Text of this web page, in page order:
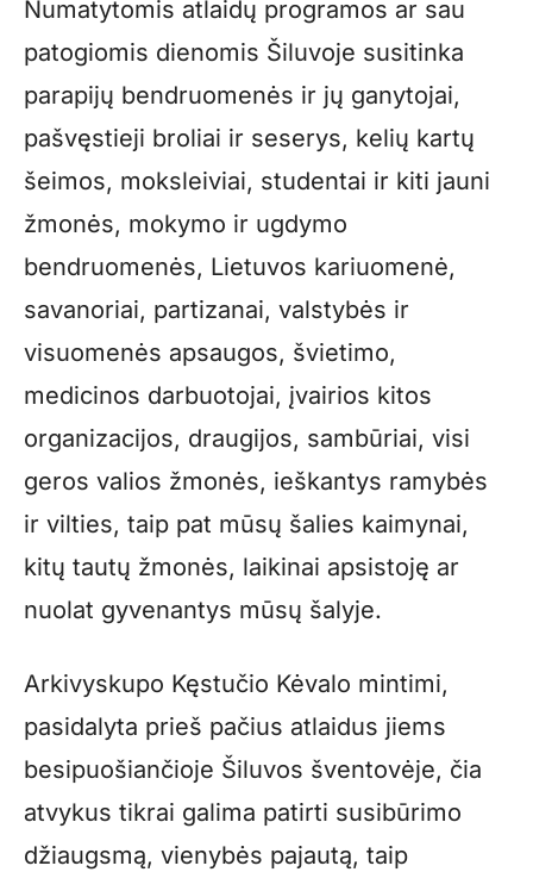
Numatytomis atlaidų programos ar sau
patogiomis dienomis Šiluvoje susitinka
parapijų bendruomenės ir jų ganytojai,
pašvęstieji broliai ir seserys, kelių kartų
šeimos, moksleiviai, studentai ir kiti jauni
žmonės, mokymo ir ugdymo
bendruomenės, Lietuvos kariuomenė,
savanoriai, partizanai, valstybės ir
visuomenės apsaugos, švietimo,
medicinos darbuotojai, įvairios kitos
organizacijos, draugijos, sambūriai, visi
geros valios žmonės, ieškantys ramybės
ir vilties, taip pat mūsų šalies kaimynai,
kitų tautų žmonės, laikinai apsistoję ar
nuolat gyvenantys mūsų šalyje.
Arkivyskupo Kęstučio Kėvalo mintimi,
pasidalyta prieš pačius atlaidus jiems
besipuošiančioje Šiluvos šventovėje, čia
atvykus tikrai galima patirti susibūrimo
džiaugsmą, vienybės pajautą, taip